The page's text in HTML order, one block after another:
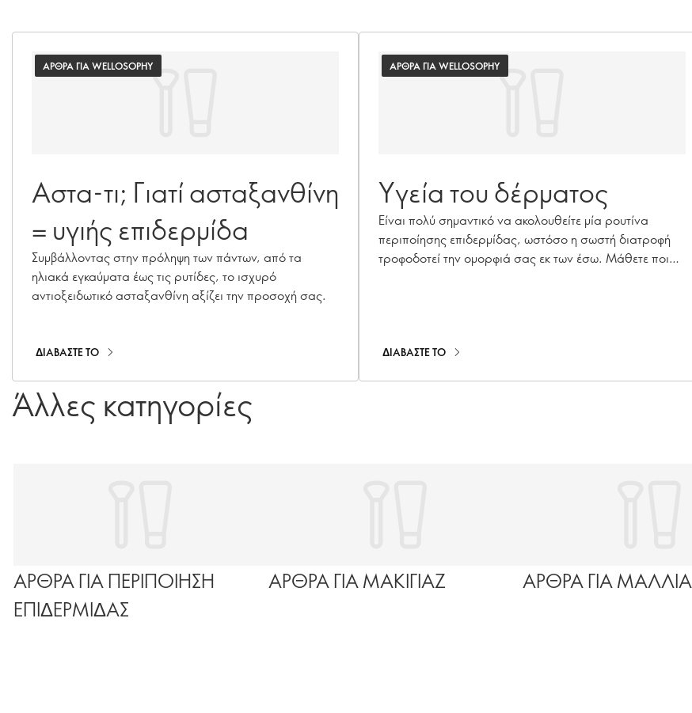
ΑΡΘΡΑ ΓΙΑ WELLOSOPHY
Αστα-τι; Γιατί ασταξανθίνη
= υγιής επιδερμίδα
Συμβάλλοντας στην πρόληψη των πάντων, από τα
ηλιακά εγκαύματα έως τις ρυτίδες, το ισχυρό
αντιοξειδωτικό ασταξανθίνη αξίζει την προσοχή σας.
ΔΙΑΒΑΣΤΕ ΤΟ
ΑΡΘΡΑ ΓΙΑ WELLOSOPHY
Υγεία του δέρματος
Είναι πολύ σημαντικό να ακολουθείτε μία ρουτίνα
περιποίησης επιδερμίδας, ωστόσο η σωστή διατροφή
τροφοδοτεί την ομορφιά σας εκ των έσω. Μάθετε ποια
ΔΙΑΒΑΣΤΕ ΤΟ
Άλλες κατηγορίες
ΑΡΘΡΑ ΓΙΑ ΠΕΡΙΠΟΙΗΣΗ
ΕΠΙΔΕΡΜΙΔΑΣ
ΑΡΘΡΑ ΓΙΑ ΜΑΚΙΓΙΑΖ ΑΡΘΡΑ ΓΙΑ ΜΑΛΛΙΑ